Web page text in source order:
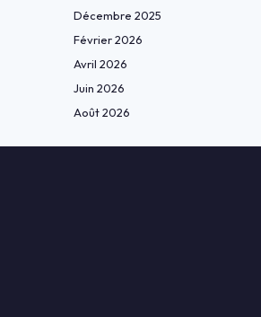
Décembre 2025
Février 2026
Avril 2026
Juin 2026
Août 2026